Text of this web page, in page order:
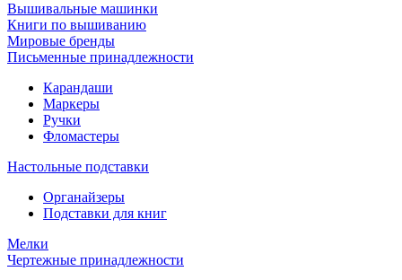
Вышивальные машинки
Книги по вышиванию
Мировые бренды
Письменные принадлежности
Карандаши
Маркеры
Ручки
Фломастеры
Настольные подставки
Органайзеры
Подставки для книг
Мелки
Чертежные принадлежности